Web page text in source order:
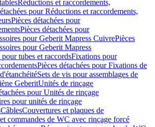
Réductions et raccordements,
pour Réductions et raccordements,
Pièces détachées pour
Pièces détachées pour
pour Geberit Mapress CuivrePièces
pour Geberit Mapress
tubes et raccordsFixations pour
Pièces détachées pour Fixations de
Sets de vis pour assemblages de
GeberitUnités de rinçage
pour Unités de rinçage
pour unités de rinçage
CâblesCouvertures et plaques de
commandes de WC avec rinçage forcé